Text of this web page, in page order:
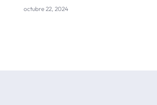
octubre 22, 2024